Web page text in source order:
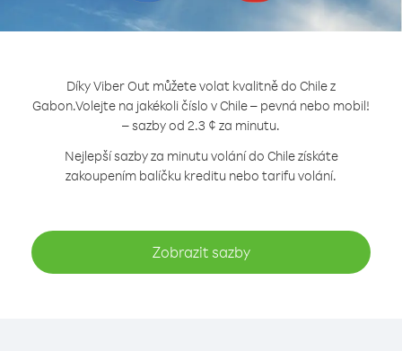
Díky Viber Out můžete volat kvalitně do Chile z
Gabon.Volejte na jakékoli číslo v Chile – pevná nebo mobil!
– sazby od 2.3 ¢ za minutu.
Nejlepší sazby za minutu volání do Chile získáte
zakoupením balíčku kreditu nebo tarifu volání.
Zobrazit sazby